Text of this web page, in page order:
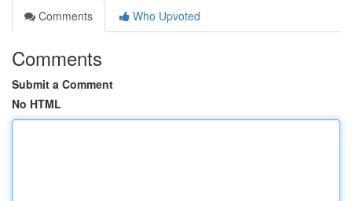
Comments
Who Upvoted
Comments
Submit a Comment
No HTML